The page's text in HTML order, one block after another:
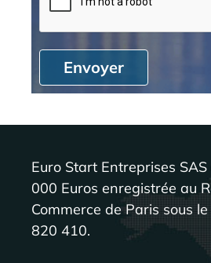
Envoyer
Euro Start Entreprises
000 Euros enregistrée au
Commerce de Paris sous
820 410.